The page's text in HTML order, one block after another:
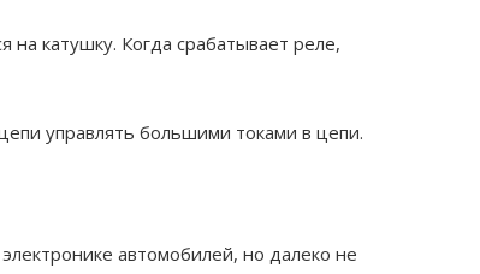
на катушку. Когда срабатывает реле,
управлять большими токами в цепи.
автомобилей, но далеко не